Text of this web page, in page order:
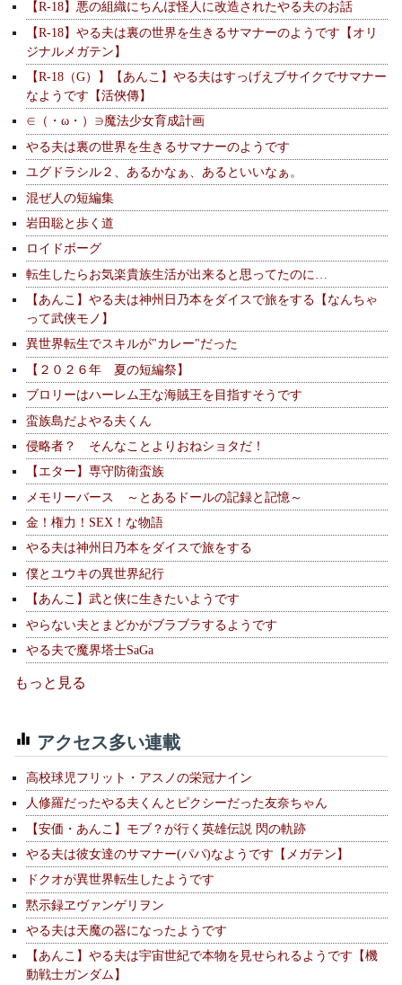
【R-18】悪の組織にちんぽ怪人に改造されたやる夫のお話
【R-18】やる夫は裏の世界を生きるサマナーのようです【オリ
ジナルメガテン】
【R-18（G）】【あんこ】やる夫はすっげえブサイクでサマナー
なようです【活俠傳】
∈（・ω・）∋魔法少女育成計画
やる夫は裏の世界を生きるサマナーのようです
ユグドラシル２、あるかなぁ、あるといいなぁ。
混ぜ人の短編集
岩田聡と歩く道
ロイドボーグ
転生したらお気楽貴族生活が出来ると思ってたのに…
【あんこ】やる夫は神州日乃本をダイスで旅をする【なんちゃ
って武侠モノ】
異世界転生でスキルが"カレー"だった
【２０２６年 夏の短編祭】
ブロリーはハーレム王な海賊王を目指すそうです
蛮族島だよやる夫くん
侵略者？ そんなことよりおねショタだ！
【エター】専守防衛蛮族
メモリーバース ～とあるドールの記録と記憶～
金！権力！SEX！な物語
やる夫は神州日乃本をダイスで旅をする
僕とユウキの異世界紀行
【あんこ】武と侠に生きたいようです
やらない夫とまどかがブラブラするようです
やる夫で魔界塔士SaGa
もっと見る
アクセス多い連載
高校球児フリット・アスノの栄冠ナイン
人修羅だったやる夫くんとピクシーだった友奈ちゃん
【安価・あんこ】モブ？が行く英雄伝説 閃の軌跡
やる夫は彼女達のサマナー(パパ)なようです【メガテン】
ドクオが異世界転生したようです
黙示録ヱヴァンゲリヲン
やる夫は天魔の器になったようです
【あんこ】やる夫は宇宙世紀で本物を見せられるようです【機
動戦士ガンダム】